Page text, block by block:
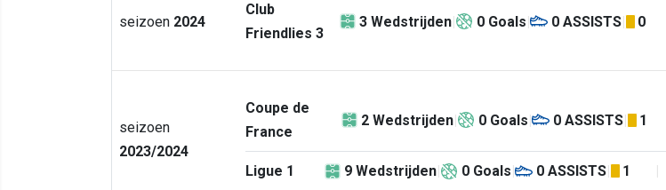
seizoen 2024
Club
Friendlies 3
3 Wedstrijden 0 Goals 0 ASSISTS 0
seizoen
2023/2024
Coupe de
France
2 Wedstrijden 0 Goals 0 ASSISTS 1
Ligue 1 9 Wedstrijden 0 Goals 0 ASSISTS 1